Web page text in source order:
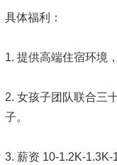
具体福利：
1. 提供高端住宿环境
2. 女孩子团队联合三
子。
3. 薪资 10-1.2K-